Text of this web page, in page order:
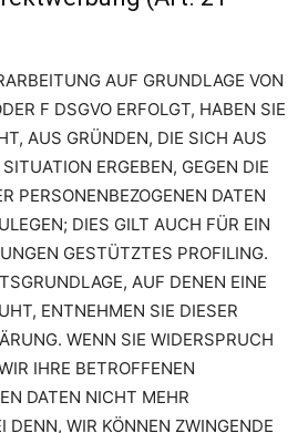
AUF GRUNDLAGE VON
F DSGVO ERFOLGT, HABEN SIE
AUS GRÜNDEN, DIE SICH AUS
ERGEBEN, GEGEN DIE
PERSONENBEZOGENEN DATEN
DIES GILT AUCH FÜR EIN
GESTÜTZTES PROFILING.
AUF DENEN EINE
ENTNEHMEN SIE DIESER
WENN SIE WIDERSPRUCH
IHRE BETROFFENEN
DATEN NICHT MEHR
DENN, WIR KÖNNEN ZWINGENDE